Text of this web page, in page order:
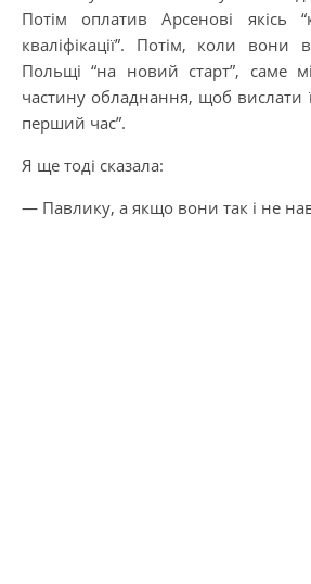
Потім оплатив Арсенові якісь
кваліфікації”. Потім, коли вони
Польщі “на новий старт”, саме
частину обладнання, щоб вислати
перший час”.
Я ще тоді сказала:
— Павлику, а якщо вони так і не